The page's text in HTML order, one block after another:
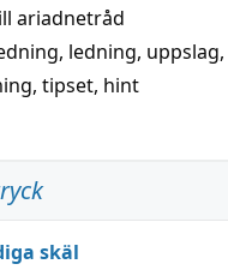
ariadnetråd
, ledning, uppslag,
tipset, hint
skäl